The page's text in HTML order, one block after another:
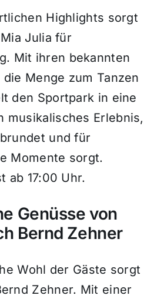
Highlights sorgt
Julia für
Mit ihren bekannten
Menge zum Tanzen
den Sportpark in eine
musikalisches Erlebnis,
und für
Momente sorgt.
ab 17:00 Uhr.
Genüsse von
Bernd Zehner
Wohl der Gäste sorgt
Zehner. Mit einer